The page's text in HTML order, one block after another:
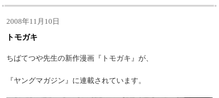
2008年11月10日
トモガキ
ちばてつや先生の新作漫画『トモガキ』が、
『ヤングマガジン』に連載されています。